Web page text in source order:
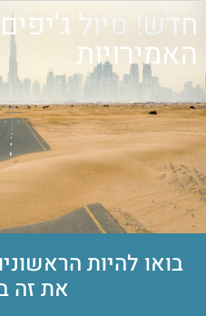
חדש! טיול
האמירויות
בואו להיות
את זה